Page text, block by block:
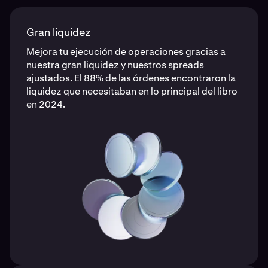
Gran liquidez
Mejora tu ejecución de operaciones gracias a
nuestra gran liquidez y nuestros spreads
ajustados. El 88% de las órdenes encontraron la
liquidez que necesitaban en lo principal del libro
en 2024.